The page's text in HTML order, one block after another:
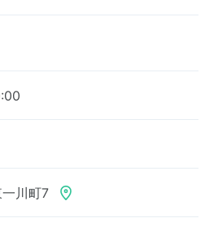
川町7